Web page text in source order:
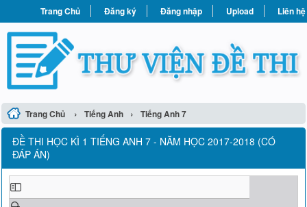
Trang Chủ Đăng ký Đăng nhập Upload Liên hệ
Trang Chủ › Tiếng Anh › Tiếng Anh 7
ĐỀ THI HỌC KÌ 1 TIẾNG ANH 7 - NĂM HỌC 2017-2018 (CÓ
ĐÁP ÁN)